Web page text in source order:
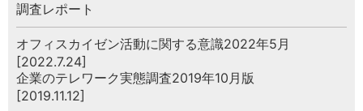
調査レポート
オフィスカイゼン活動に関する意識2022年5月
[2022.7.24]
企業のテレワーク実態調査2019年10月版
[2019.11.12]